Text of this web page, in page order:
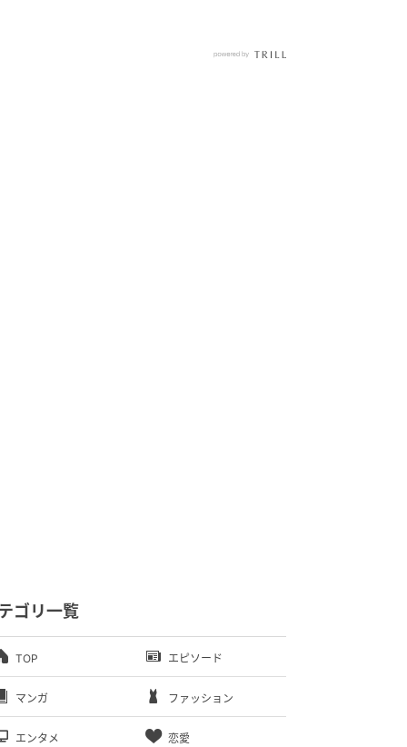
ゴリ一覧
TOP エピソード
マンガ ファッション
エンタメ 恋愛